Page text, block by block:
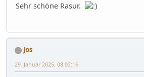
Sehr schöne Rasur.
Jos
29. Januar 2025, 08:02:16